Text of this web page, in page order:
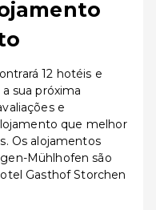
12 hotéis e
sua próxima
e
que melhor
Os alojamentos
Mühlhofen são
Gasthof Storchen